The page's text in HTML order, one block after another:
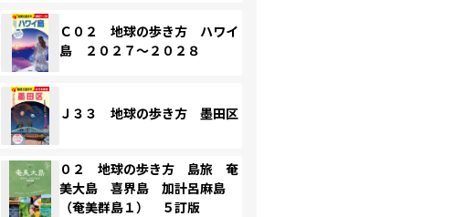
Ｃ０２ 地球の歩き方 ハワイ
島 ２０２７～２０２８
Ｊ３３ 地球の歩き方 墨田区
０２ 地球の歩き方 島旅 奄
美大島 喜界島 加計呂麻島
（奄美群島１） ５訂版